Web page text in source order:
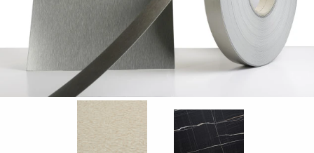
Focus
Image
Focus